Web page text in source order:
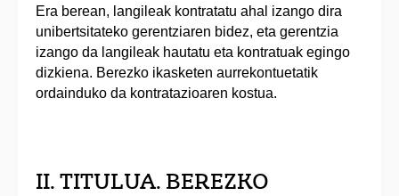
Era berean, langileak kontratatu ahal izango dira
unibertsitateko gerentziaren bidez, eta gerentzia
izango da langileak hautatu eta kontratuak egingo
dizkiena. Berezko ikasketen aurrekontuetatik
ordainduko da kontratazioaren kostua.
II. TITULUA. BEREZKO